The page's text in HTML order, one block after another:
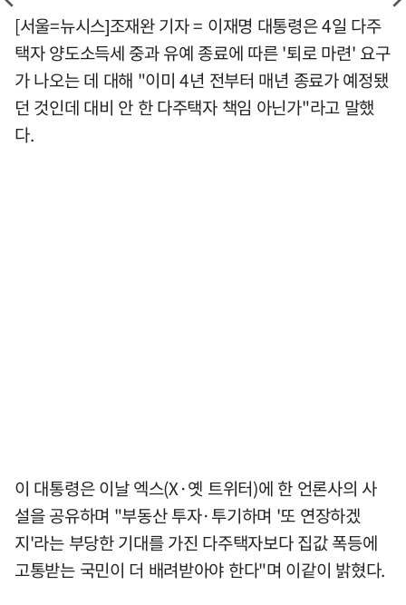
[서울=뉴시스]조재완 기자 = 이재명 대통령은 4일 다주
택자 양도소득세 중과 유예 종료에 따른 '퇴로 마련' 요구
가 나오는 데 대해 "이미 4년 전부터 매년 종료가 예정됐
던 것인데 대비 안 한 다주택자 책임 아닌가"라고 말했
다.
이 대통령은 이날 엑스(X·옛 트위터)에 한 언론사의 사
설을 공유하며 "부동산 투자·투기하며 '또 연장하겠
지'라는 부당한 기대를 가진 다주택자보다 집값 폭등에
고통받는 국민이 더 배려받아야 한다"며 이같이 밝혔다.